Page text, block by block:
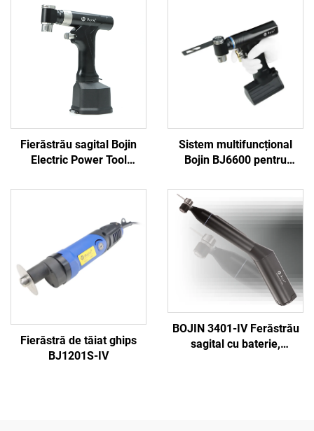
Fierăstrău sagital Bojin
Electric Power Tool
sistemul ortopedic de
traumatisme 5000
Sistem multifuncțional
Bojin BJ6600 pentru
aparat chirurgical
universal pentru găurit,
tăiat și strâns șuruburi,
pentru chirurgie
traumatică și articulară
Fierăstră de tăiat ghips
BJ1201S-IV
BOJIN 3401-IV Ferăstrău
sagital cu baterie,